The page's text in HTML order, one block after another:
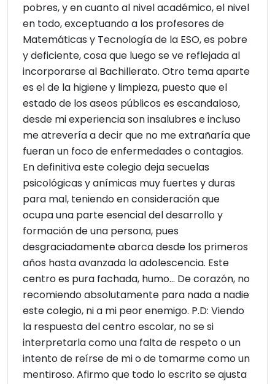
pobres, y en cuanto al nivel académico, el nivel
en todo, exceptuando a los profesores de
Matemáticas y Tecnología de la ESO, es pobre
y deficiente, cosa que luego se ve reflejada al
incorporarse al Bachillerato. Otro tema aparte
es el de la higiene y limpieza, puesto que el
estado de los aseos públicos es escandaloso,
desde mi experiencia son insalubres e incluso
me atrevería a decir que no me extrañaría que
fueran un foco de enfermedades o contagios.
En definitiva este colegio deja secuelas
psicológicas y anímicas muy fuertes y duras
para mal, teniendo en consideración que
ocupa una parte esencial del desarrollo y
formación de una persona, pues
desgraciadamente abarca desde los primeros
años hasta avanzada la adolescencia. Este
centro es pura fachada, humo... De corazón, no
recomiendo absolutamente para nada a nadie
este colegio, ni a mi peor enemigo. P.D: Viendo
la respuesta del centro escolar, no se si
interpretarla como una falta de respeto o un
intento de reírse de mi o de tomarme como un
mentiroso. Afirmo que todo lo escrito se ajusta